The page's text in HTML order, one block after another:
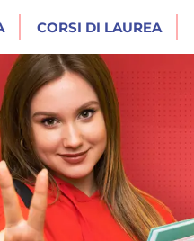
CORSI DI LAUREA